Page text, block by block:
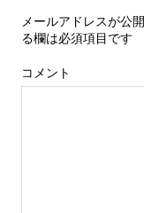
メールアドレスが公
る欄は必須項目です
コメント